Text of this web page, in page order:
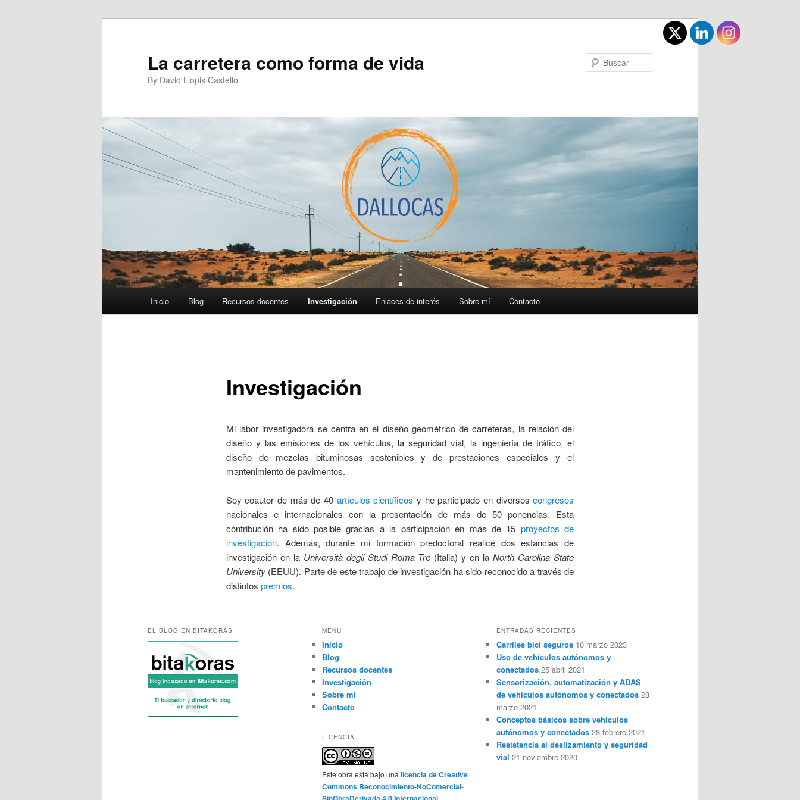
La carretera como forma de vida
By David Llopis Castelló
Inicio Blog Recursos docentes Investigación Enlaces de interés Sobre mí Contacto
Investigación
Mi labor investigadora se centra en el diseño geométrico de carreteras, la relación del
diseño y las emisiones de los vehículos, la seguridad vial, la ingeniería de tráfico, el
diseño de mezclas bituminosas sostenibles y de prestaciones especiales y el
mantenimiento de pavimentos.
Soy coautor de más de 40 artículos científicos y he participado en diversoscongresos
nacionales e internacionales con la presentación de más de 50 ponencias. Esta
contribución ha sido posible gracias a la participación en más de 15 proyectos de
investigación. Además, durante mi formación predoctoral realicé dos estancias de
investigación en la Università degli Studi Roma Tre (Italia) y en laNorth Carolina State
University(EEUU). Parte de este trabajo de investigación ha sido reconocido a través de
distintos premios.
EL BLOG EN BITAKORAS MENÚ
Inicio
Blog
Recursos docentes
Investigación
Sobre mí
Contacto
LICENCIA
Este obra está bajo una licencia de Creative
Commons Reconocimiento-NoComercial-
ENTRADAS RECIENTES
Carriles bici seguros 10 marzo 2023
Uso de vehículos autónomos y
conectados 25 abril 2021
Sensorización, automatización y ADAS
de vehículos autónomos y conectados 28
marzo 2021
Conceptos básicos sobre vehículos
autónomos y conectados 28 febrero 2021
Resistencia al deslizamiento y seguridad
vial 21 noviembre 2020